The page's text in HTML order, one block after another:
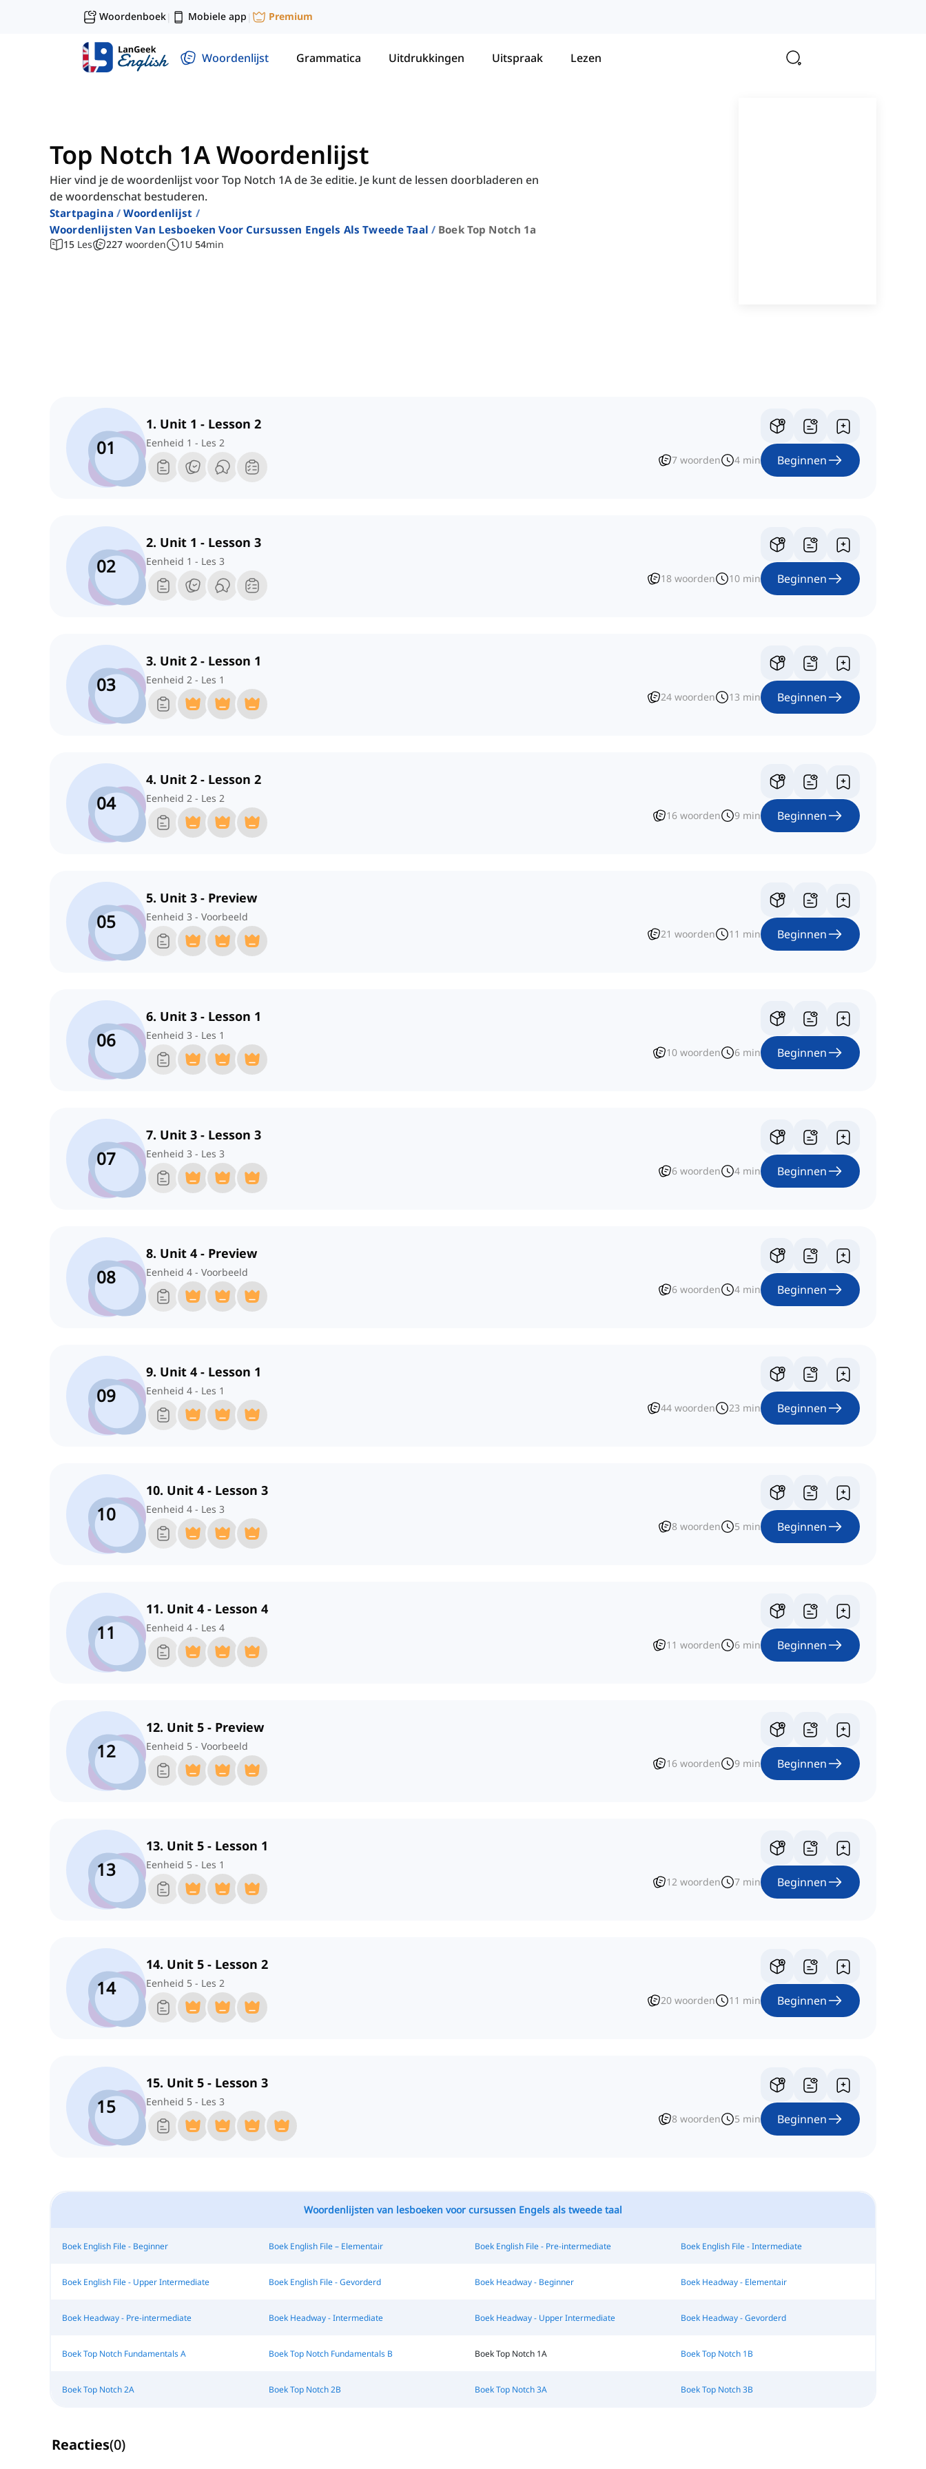
Woordenboek| Mobiele app | Premium
Woordenlijst Grammatica Uitdrukkingen Uitspraak Lezen
Top Notch 1A Woordenlijst
Hier vind je de woordenlijst voor Top Notch 1A de 3e editie. Je kunt de lessen doorbladeren en
de woordenschat bestuderen.
Startpagina
Woordenlijst
Woordenlijsten Van Lesboeken Voor Cursussen Engels Als Tweede Taal
Boek Top Notch 1a
15 Les 227 woorden 1U 54min
01
1. Unit 1 - Lesson 2
Eenheid 1 - Les 2
7 woorden 4 min Beginnen
02
2. Unit 1 - Lesson 3
Eenheid 1 - Les 3
18 woorden 10 min Beginnen
03
3. Unit 2 - Lesson 1
Eenheid 2 - Les 1
24 woorden 13 min Beginnen
04
4. Unit 2 - Lesson 2
Eenheid 2 - Les 2
16 woorden 9 min Beginnen
05
5. Unit 3 - Preview
Eenheid 3 - Voorbeeld
21 woorden 11 min Beginnen
06
6. Unit 3 - Lesson 1
Eenheid 3 - Les 1
10 woorden 6 min Beginnen
07
7. Unit 3 - Lesson 3
Eenheid 3 - Les 3
6 woorden 4 min Beginnen
08
8. Unit 4 - Preview
Eenheid 4 - Voorbeeld
6 woorden 4 min Beginnen
09
9. Unit 4 - Lesson 1
Eenheid 4 - Les 1
44 woorden 23 min Beginnen
10
10. Unit 4 - Lesson 3
Eenheid 4 - Les 3
8 woorden 5 min Beginnen
11
11. Unit 4 - Lesson 4
Eenheid 4 - Les 4
11 woorden 6 min Beginnen
12
12. Unit 5 - Preview
Eenheid 5 - Voorbeeld
16 woorden 9 min Beginnen
13
13. Unit 5 - Lesson 1
Eenheid 5 - Les 1
12 woorden 7 min Beginnen
14
14. Unit 5 - Lesson 2
Eenheid 5 - Les 2
20 woorden 11 min Beginnen
15
15. Unit 5 - Lesson 3
Eenheid 5 - Les 3
8 woorden 5 min Beginnen
Woordenlijsten van lesboeken voor cursussen Engels als tweede taal
Boek English File - Beginner Boek English File – Elementair Boek English File - Pre-intermediate Boek English File - Intermediate
Boek English File - Upper Intermediate Boek English File - Gevorderd Boek Headway - Beginner Boek Headway - Elementair
Boek Headway - Pre-intermediate Boek Headway - Intermediate Boek Headway - Upper Intermediate Boek Headway - Gevorderd
Boek Top Notch Fundamentals A Boek Top Notch Fundamentals B Boek Top Notch 1A Boek Top Notch 1B
Boek Top Notch 2A Boek Top Notch 2B Boek Top Notch 3A Boek Top Notch 3B
Reacties(0)